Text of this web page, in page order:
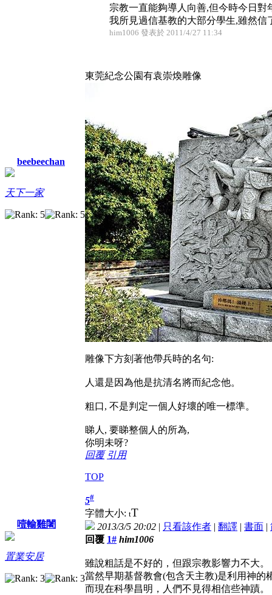
beebeechan
天下一家
宗教一直能夠導人向善,但今時今日對
我所見過信基教的大部分學生,雖然信
him1006 發表於 2011/4/27 11:34
東莞紀念公園有袁崇煥雕像
雕像下方刻著他帶兵時的名句:
人還是因為他是抗清名將而紀念他。
粗口, 不是判定一個人好壞的唯一標準。
睇人, 要睇整個人的所為,
你明未呀?
回覆 引用
TOP
噎輸雞闍
置業安居
5#
字體大小: tT
2013/3/5 20:02 | 只看該作者 | 翻譯 | 書面 |
回覆 1# him1006
雖說粗話是不好的，但跟宗教影響力不大。
當然早期基督教會(包含天主教)是利用神的
而現在科學昌明，人們不見得相信些神蹟。